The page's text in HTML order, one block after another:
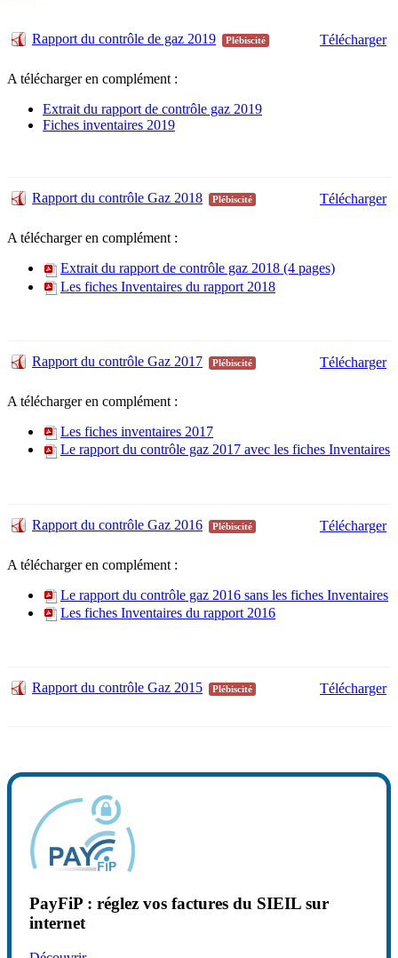
Rapport du contrôle de gaz 2019 Plébiscité Télécharger
A télécharger en complément :
Extrait du rapport de contrôle gaz 2019
Fiches inventaires 2019
Rapport du contrôle Gaz 2018 Plébiscité Télécharger
A télécharger en complément :
Extrait du rapport de contrôle gaz 2018 (4 pages)
Les fiches Inventaires du rapport 2018
Rapport du contrôle Gaz 2017 Plébiscité Télécharger
A télécharger en complément :
Les fiches inventaires 2017
Le rapport du contrôle gaz 2017 avec les fiches Inventaires
Rapport du contrôle Gaz 2016 Plébiscité Télécharger
A télécharger en complément :
Le rapport du contrôle gaz 2016 sans les fiches Inventaires
Les fiches Inventaires du rapport 2016
Rapport du contrôle Gaz 2015 Plébiscité Télécharger
PayFiP : réglez vos factures du SIEIL sur
internet